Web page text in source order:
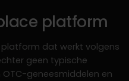
platform
dat werkt volgens
geen typische
geneesmiddelen en